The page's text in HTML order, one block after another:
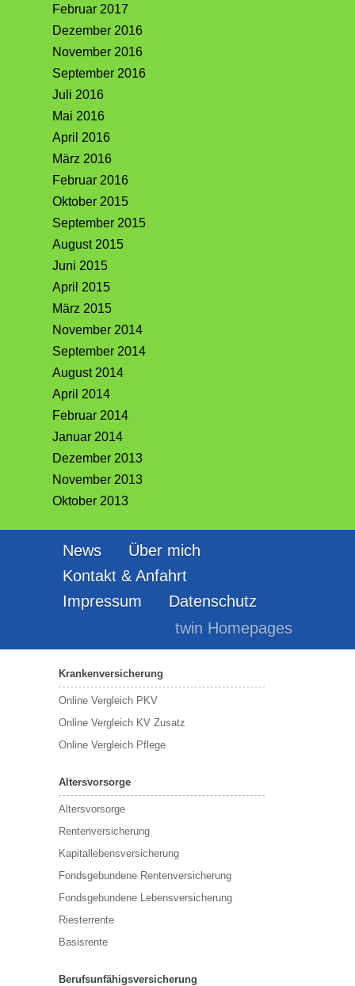
Februar 2017
Dezember 2016
November 2016
September 2016
Juli 2016
Mai 2016
April 2016
März 2016
Februar 2016
Oktober 2015
September 2015
August 2015
Juni 2015
April 2015
März 2015
November 2014
September 2014
August 2014
April 2014
Februar 2014
Januar 2014
Dezember 2013
November 2013
Oktober 2013
News
Über mich
Kontakt & Anfahrt
Impressum
Datenschutz
twin Homepages
Krankenversicherung
Online Vergleich PKV
Online Vergleich KV Zusatz
Online Vergleich Pflege
Altersvorsorge
Altersvorsorge
Rentenversicherung
Kapitallebensversicherung
Fondsgebundene Rentenversicherung
Fondsgebundene Lebensversicherung
Riesterrente
Basisrente
Berufsunfähigsversicherung